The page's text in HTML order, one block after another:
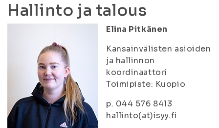
Hallinto ja talous
Elina Pitkänen
Kansainvälisten asioiden
ja hallinnon
koordinaattori
Toimipiste: Kuopio
p. 044 576 8413
hallinto(at)isyy.fi